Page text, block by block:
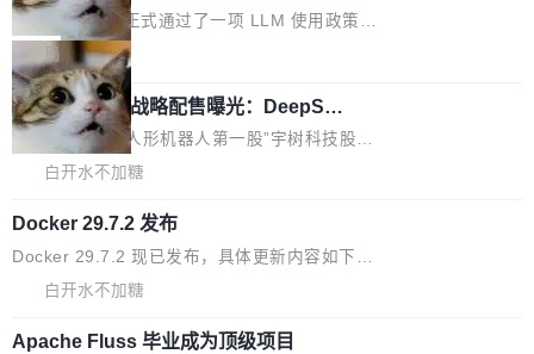
等内容展开系统讲解和实战交流，帮助企业进一
步了解开源鸿蒙在智能...
据：2025 年全年 10 亿次 commit。现在，每周
2.75 亿次，全年预计 140 亿次。GitHub...
上，Prime Agent + Opus 5 的组合达到了 95.
5% RHAE Best@1，超过了 ARC 报告的人类专
家基线 95.4%。 不是又一个 coding agent 包装
器 Prime Agent 的架构和市面上大多数 coding
agent 有本质区别。大多数 agent harness 的设
计是基于早期模型的能力—...
止，但你要承认哪些代码不是你写的
Rust 语言项目正式通过了一项 LLM 使用政策，
覆盖 rust-lang/rust 单一仓库的代码贡献。这不
是项目级别的官方立场，目前由五个团队采纳，
但它可能是主流开源项目中关于 AI 辅助贡献最
细致的一份规则。 政策的核心只有一句话：LLM
可以用来分析、提炼、审阅、建议，但不能用来
但必须满足五个条件：预先安排、非关键、高质
量、充分测试、充分审查，并且必须披露。LLM
不得生成涉及安全性的关键变更，除非作者本身
议"这么做。 对于不披露的情况，审核者可以直
局
宇树科技 IPO 战略配售曝光：DeepSe
ek 获配 93.3 万股，锁定 36 个月
8月6日晚间，“人形机器人第一股”宇树科技股份
有限公司披露IPO发行价格及战略配售结果，杭
epSeek）获配93.3399万股，按150.8元/股发行
价格计算，认购金额约1.41亿元，股份锁定期为
36个月。 公告显示，本次宇树科技战略配售对
合作关系或长期合作愿景的大型企业、科创板保
白开水不加糖
Docker 29.7.2 发布
Docker 29.7.2 现已发布，具体更新内容如下：
Bug fixes and enhancements 修复多次传递同
service update会发生 panic 的问题。docker/cl
白开水不加糖
Apache Fluss 毕业成为顶级项目